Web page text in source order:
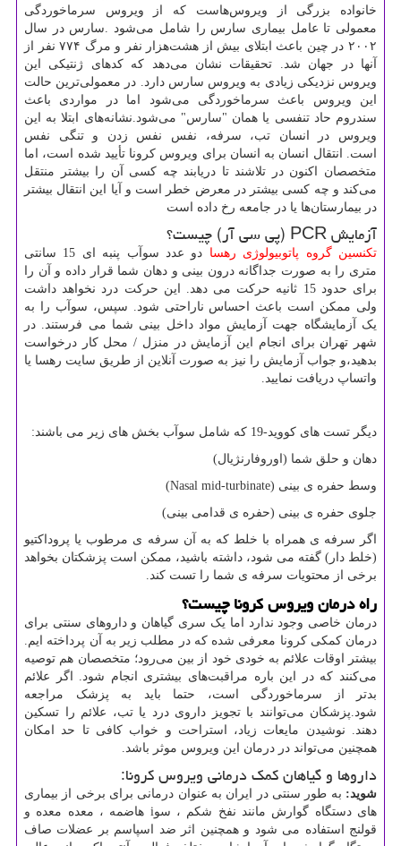
خانواده بزرگی از ویروس‌هاست که از ویروس سرماخوردگی
معمولی تا عامل بیماری سارس را شامل می‌شود .سارس در سال
۲۰۰۲ در چین باعث ابتلای بیش از هشت‌هزار نفر و مرگ ۷۷۴ نفر از
آنها در جهان شد. تحقیقات نشان می‌دهد که کدهای ژنتیکی این
ویروس نزدیکی زیادی به ویروس سارس دارد. در معمولی‌ترین حالت
این ویروس باعث سرماخوردگی می‌شود اما در مواردی باعث
سندروم حاد تنفسی یا همان "سارس" می‌شود.نشانه‌های ابتلا به این
ویروس در انسان تب، سرفه، نفس نفس زدن و تنگی نفس
است. انتقال انسان به انسان برای ویروس کرونا تأیید شده است، اما
متخصصان اکنون در تلاشند تا دریابند چه کسی آن را بیشتر منتقل
می‌کند و چه کسی بیشتر در معرض خطر است و آیا این انتقال بیشتر
در بیمارستان‌ها یا در جامعه رخ داده است
آزمایشPCR (پی سی آر) چیست؟
تکنسین گروه پاتوبیولوژی رهسا
دو عدد سوآب پنبه ای 15 سانتی
متری را به صورت جداگانه درون بینی و دهان شما قرار داده و آن را
برای حدود 15 ثانیه حرکت می دهد. این حرکت درد نخواهد داشت
ولی ممکن است باعث احساس ناراحتی شود. سپس، سوآب را به
یک آزمایشگاه جهت آزمایش مواد داخل بینی شما می فرستند. در
شهر تهران برای انجام این آزمایش در منزل / محل کار درخواست
بدهید،و جواب آزمایش را نیز به صورت آنلاین از طریق سایت رهسا یا
واتساپ دریافت نمایید.
دیگر تست های کووید-19 که شامل سوآب بخش های زیر می باشند:
دهان و حلق شما (اوروفارنژیال)
وسط حفره ی بینی (Nasal mid-turbinate
)
جلوی حفره ی بینی (حفره ی قدامی بینی)
اگر سرفه ی همراه با خلط که به آن سرفه ی مرطوب یا پروداکتیو
(خلط دار) گفته می شود، داشته باشید، ممکن است پزشکتان بخواهد
برخی از محتویات سرفه ی شما را تست کند.
راه درمان ویروس کرونا چیست؟
درمان خاصی وجود ندارد اما یک سری گیاهان و داروهای سنتی برای
درمان کمکی کرونا معرفی شده که در مطلب زیر به آن پرداخته ایم.
بیشتر اوقات علائم به خودی خود از بین می‌رود؛ متخصصان هم توصیه
می‌کنند که در این باره مراقبت‌های بیشتری انجام شود. اگر علائم
بدتر از سرماخوردگی است، حتما باید به پزشک مراجعه
شود.پزشکان می‌توانند با تجویز داروی درد یا تب، علائم را تسکین
دهند. نوشیدن مایعات زیاد، استراحت و خواب کافی تا حد امکان
همچنین می‌تواند در درمان این ویروس موثر باشد.
داروها و گیاهان کمک درمانی ویروس کرونا:
شوید: به طور سنتی در ایران به عنوان درمانی برای برخی از بیماری
های دستگاه گوارش مانند نفخ شکم ، سوi هاضمه ، معده معده و
قولنج استفاده می شود و همچنین اثر ضد اسپاسم بر عضلات صاف